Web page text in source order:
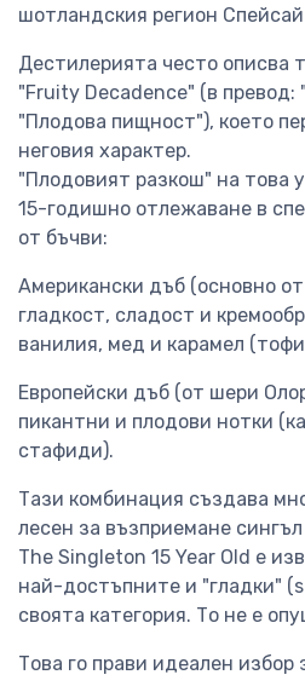
шотландския регион
Дестилерията често описва
"Fruity Decadence" (в превод:
"Плодова пищност"), което
неговия характер.
"Плодовият разкош" на това
15-годишно отлежаване в
от бъчви:
Американски дъб (основно
гладкост, сладост и
ванилия, мед и карамел
Европейски дъб (от шери
пикантни и плодови нотки
стафиди).
Тази комбинация създава
лесен за възприемане
The Singleton 15 Year Old е
най-достъпните и "гладки"
своята категория. То не е
Това го прави идеален избор